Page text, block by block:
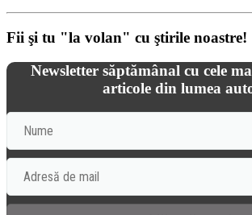
Fii şi tu "la volan" cu ştirile noastre!
Newsletter săptămânal cu cele
articole din lumea